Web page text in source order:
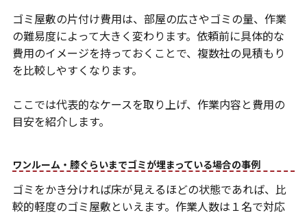
ゴミ屋敷の片付け費用は、部屋の広さやゴミの量、作業
の難易度によって大きく変わります。依頼前に具体的な
費用のイメージを持っておくことで、複数社の見積もり
を比較しやすくなります。
ここでは代表的なケースを取り上げ、作業内容と費用の
目安を紹介します。
ワンルーム・膝ぐらいまでゴミが埋まっている場合の事例
ゴミをかき分ければ床が見えるほどの状態であれば、比
較的軽度のゴミ屋敷といえます。作業人数は１名で対応